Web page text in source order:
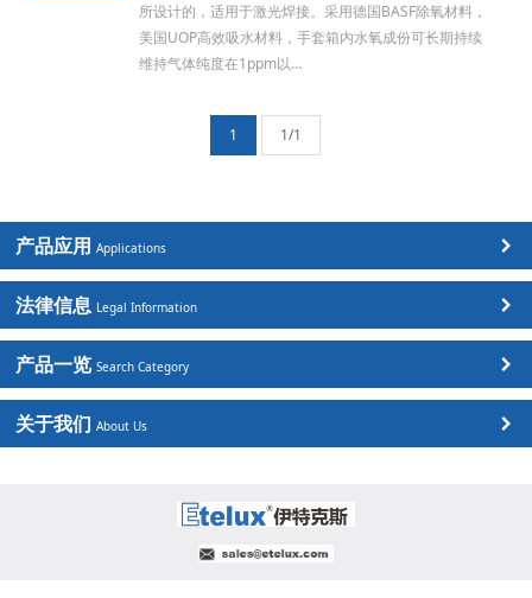
所设计的，适用于激光焊接。采用德国BASF除氧材料，
美国UOP高效吸水材料，手套箱内水氧成份可长期持续
维持气体纯度在1ppm以…
1 1/1
产品应用Applications
法律信息 Legal Information
产品一览Search Category
关于我们About Us